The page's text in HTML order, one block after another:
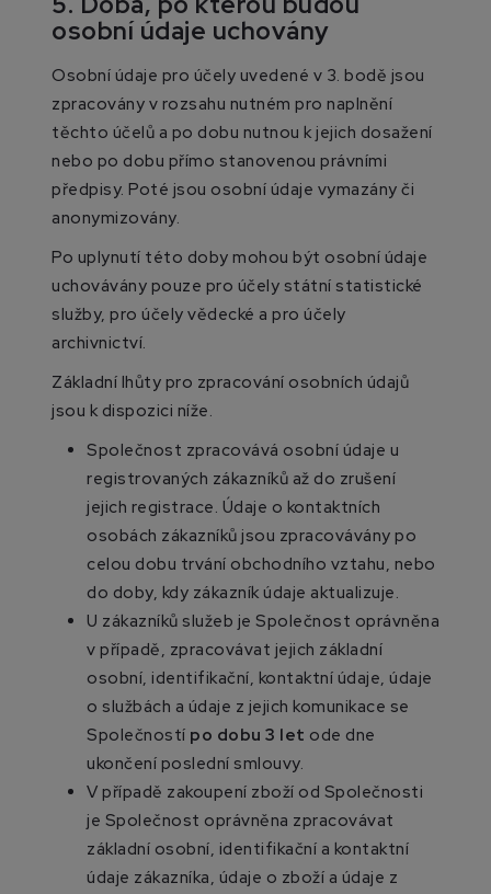
osobní údaje uchovány
Osobní údaje pro účely uvedené v 3. bodě jsou
zpracovány v rozsahu nutném pro naplnění
těchto účelů a po dobu nutnou k jejich dosažení
nebo po dobu přímo stanovenou právními
předpisy. Poté jsou osobní údaje vymazány či
anonymizovány.
Po uplynutí této doby mohou být osobní údaje
uchovávány pouze pro účely státní statistické
služby, pro účely vědecké a pro účely
archivnictví.
Základní lhůty pro zpracování osobních údajů
jsou k dispozici níže.
Společnost zpracovává osobní údaje u
registrovaných zákazníků až do zrušení
jejich registrace. Údaje o kontaktních
osobách zákazníků jsou zpracovávány po
celou dobu trvání obchodního vztahu, nebo
do doby, kdy zákazník údaje aktualizuje.
U zákazníků služeb je Společnost oprávněna
v případě, zpracovávat jejich základní
osobní, identifikační, kontaktní údaje, údaje
o službách a údaje z jejich komunikace se
Společností po dobu 3 let ode dne
ukončení poslední smlouvy.
V případě zakoupení zboží od Společnosti
je Společnost oprávněna zpracovávat
základní osobní, identifikační a kontaktní
údaje zákazníka, údaje o zboží a údaje z